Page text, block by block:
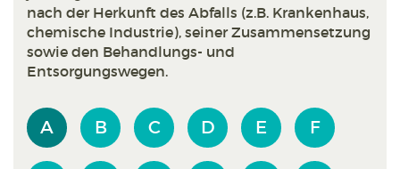
nach der Herkunft des Abfalls (z.B. Krankenhaus,
chemische Industrie), seiner Zusammensetzung
sowie den Behandlungs- und
Entsorgungswegen.
A B C D E F